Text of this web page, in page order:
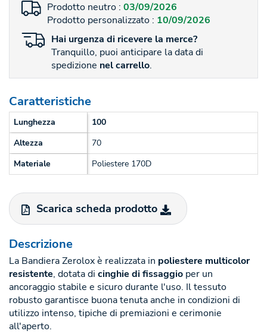
Prodotto neutro : 03/09/2026
Prodotto personalizzato : 10/09/2026
Hai urgenza di ricevere la merce?
Tranquillo, puoi anticipare la data di
spedizione nel carrello.
Caratteristiche
Lunghezza
100
Altezza
70
Materiale
Poliestere 170D
Scarica scheda prodotto
Descrizione
La Bandiera Zerolox è realizzata in poliestere multicolor
resistente, dotata di cinghie di fissaggio per un
ancoraggio stabile e sicuro durante l'uso. Il tessuto
robusto garantisce buona tenuta anche in condizioni di
utilizzo intenso, tipiche di premiazioni e cerimonie
all'aperto.